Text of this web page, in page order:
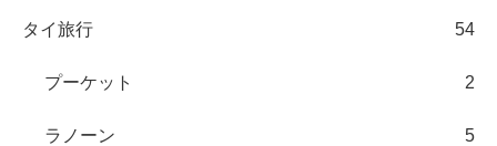
タイ旅行 54
プーケット 2
ラノーン 5